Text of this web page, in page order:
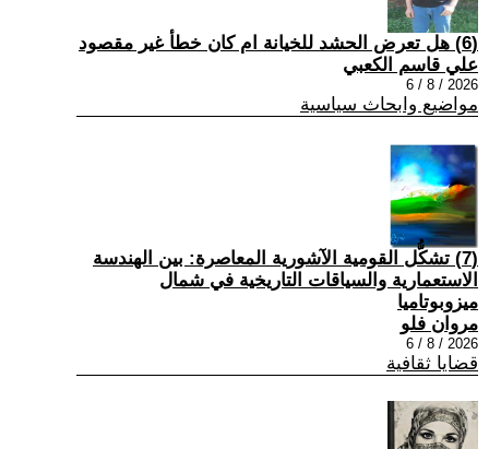
(6) هل تعرض الحشد للخيانة ام كان خطأ غير مقصود
علي قاسم الكعبي
2026 / 8 / 6
مواضيع وابحاث سياسية
(7) تشكُّل القومية الآشورية المعاصرة: بين الهندسة
الاستعمارية والسياقات التاريخية في شمال
ميزوبوتاميا
مروان فلو
2026 / 8 / 6
قضايا ثقافية